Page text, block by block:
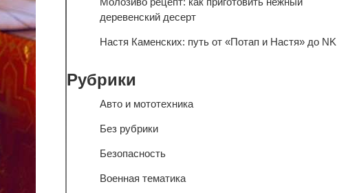
деревенский десерт
Настя Каменских: путь от «Потап и Настя» до NK
Рубрики
Авто и мототехника
Без рубрики
Безопасность
Военная тематика